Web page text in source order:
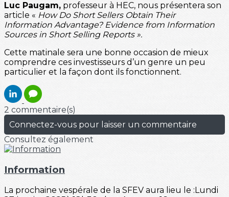
Luc Paugam, professeur à HEC, nous présentera son
article « How Do Short Sellers Obtain Their
Information Advantage? Evidence from Information
Sources in Short Selling Reports ».
Cette matinale sera une bonne occasion de mieux
comprendre ces investisseurs d’un genre un peu
particulier et la façon dont ils fonctionnent.
2 commentaire(s)
Connectez-vous pour laisser un commentaire
Consultez également
Information
La prochaine vespérale de la SFEV aura lieu le :Lundi